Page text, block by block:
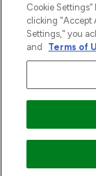
2026 THG
Betaal veilig
Cookie
clicking "Accept
Settings," you
and
Terms of